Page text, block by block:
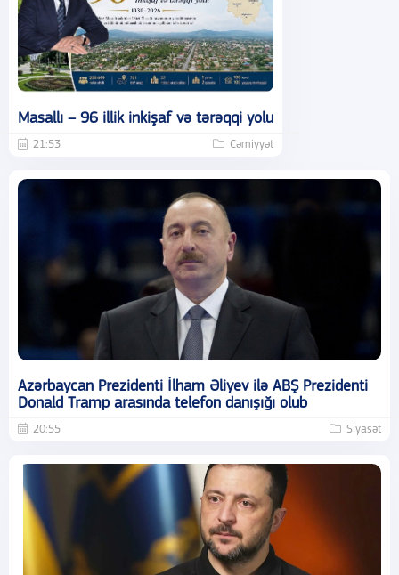
Masallı – 96 illik inkişaf və tərəqqi yolu
21:53 Cəmiyyət
Azərbaycan Prezidenti İlham Əliyev ilə ABŞ Prezidenti
Donald Tramp arasında telefon danışığı olub
20:55 Siyasət